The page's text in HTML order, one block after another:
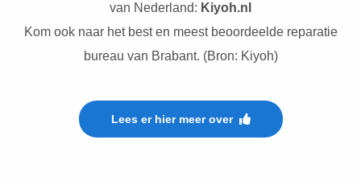
van Nederland: Kiyoh.nl
Kom ook naar het best en meest beoordeelde reparatie
bureau van Brabant. (Bron: Kiyoh)
Lees er hier meer over